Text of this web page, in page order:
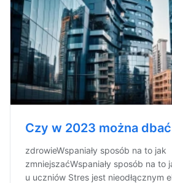
Czy w 2023 można
zdrowieWspaniały sposób na to jak
zmniejszaćWspaniały sposób na to
u uczniów Stres jest nieodłącznym